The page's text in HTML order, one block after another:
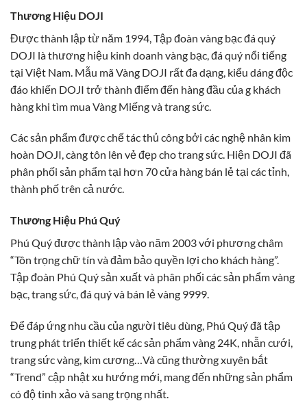
Thương Hiệu DOJI
Được thành lập từ năm 1994, Tập đoàn vàng bạc đá quý
DOJI là thương hiệu kinh doanh vàng bạc, đá quý nổi tiếng
tại Việt Nam. Mẫu mã Vàng DOJI rất đa dạng, kiểu dáng độc
đáo khiến DOJI trở thành điểm đến hàng đầu của g khách
hàng khi tìm mua Vàng Miếng và trang sức.
Các sản phẩm được chế tác thủ công bởi các nghệ nhân kim
hoàn DOJI, càng tôn lên vẻ đẹp cho trang sức. Hiện DOJI đã
phân phối sản phẩm tại hơn 70 cửa hàng bán lẻ tại các tỉnh,
thành phố trên cả nước.
Thương Hiệu Phú Quý
Phú Quý được thành lập vào năm 2003 với phương châm
“Tôn trọng chữ tín và đảm bảo quyền lợi cho khách hàng”.
Tập đoàn Phú Quý sản xuất và phân phối các sản phẩm vàng
bạc, trang sức, đá quý và bán lẻ vàng 9999.
Để đáp ứng nhu cầu của người tiêu dùng, Phú Quý đã tập
trung phát triển thiết kế các sản phẩm vàng 24K, nhẫn cưới,
trang sức vàng, kim cương…Và cũng thường xuyên bắt
“Trend” cập nhật xu hướng mới, mang đến những sản phẩm
có độ tinh xảo và sang trọng nhất.